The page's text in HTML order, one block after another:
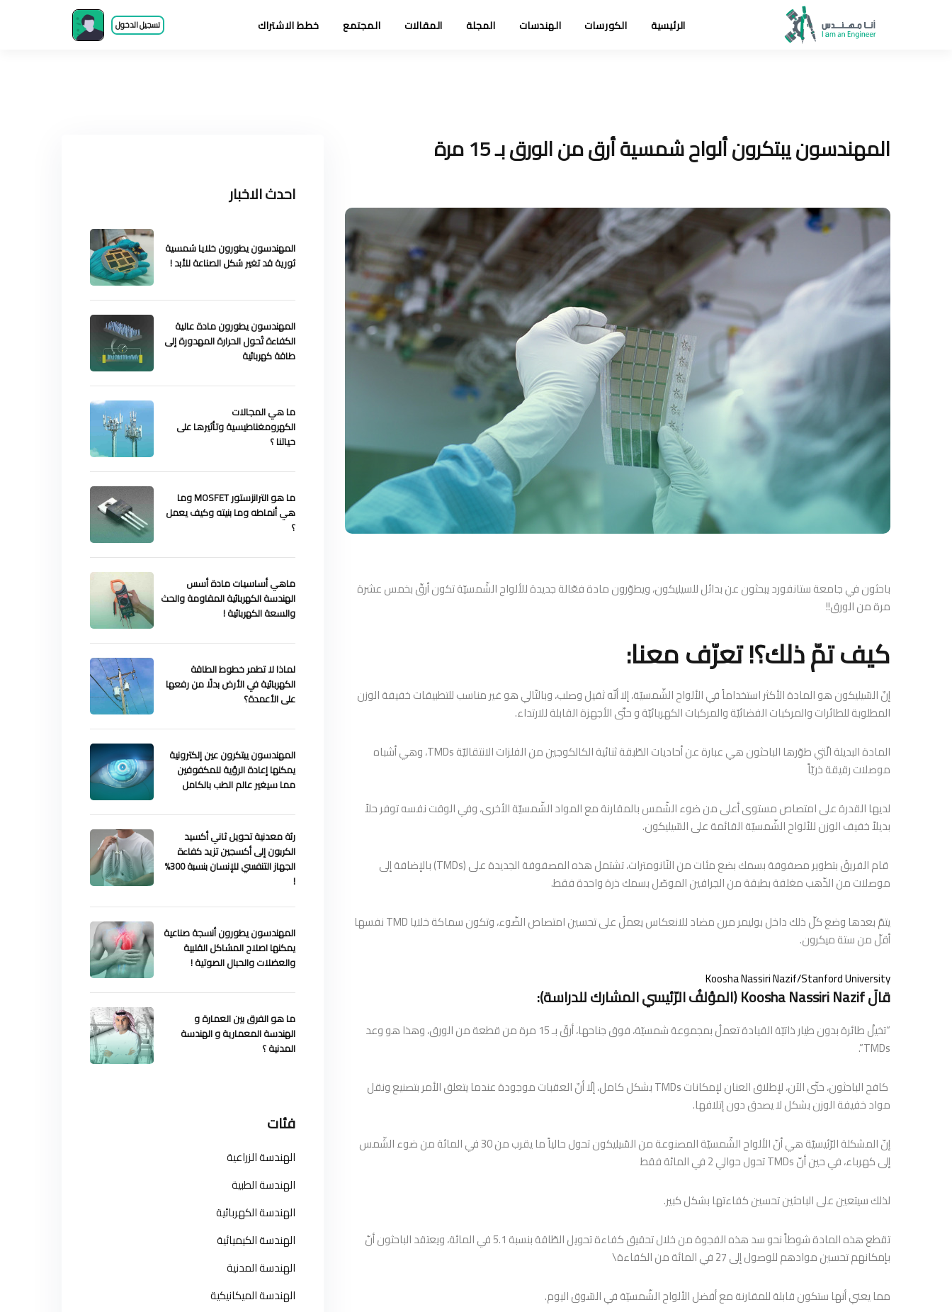
الرئيسية الكورسات الهندسات المجلة المقالات المجتمع خطط الاشتراك تسجيل الدخول
المهندسون يبتكرون ألواح شمسية أرق من الورق بـ 15 مرة
باحثون في جامعة ستانفورد يبحثون عن بدائل للسيليكون، ويطوّرون مادة فعّالة جديدة للألواح الشّمسيّة تكون أرقّ بخمس عشرة
مرة من الورق!!
كيف تمّ ذلك؟! تعرّف معنا:
إنّ السّيليكون هو المادة الأكثر استخداماً في الألواح الشّمسيّة، إلا أنّه ثقيل وصلب، وبالتّالي هو غير مناسب للتطبيقات خفيفة الوزن
المطلوبة للطائرات والمركبات الفضائيّة والمركبات الكهربائيّة و حتّى الأجهزة القابلة للارتداء.
المادة البديلة الّتي طوّرها الباحثون هي عبارة عن أحاديات الطّبقة ثنائية الكالكوجين من الفلزات الانتقاليّة TMDs، وهي أشباه
موصلات رقيقة ذريّاً
لديها القدرة على امتصاص مستوى أعلى من ضوء الشّمس بالمقارنة مع المواد الشّمسيّة الأخرى، وفي الوقت نفسه توفر حلاً
بديلاً خفيف الوزن للألواح الشّمسيّة القائمة على السّيليكون.
قام الفريقُ بتطوير مصفوفة بسمك بضع مئات من النّانومترات، تشتمل هذه المصفوفة الجديدة على (TMDs) بالإضافة إلى
موصلات من الذّهب مغلفة بطبقة من الجرافين الموصّل بسمك ذرة واحدة فقط.
يتمّ بعدها وضع كلّ ذلك داخل بوليمر مرن مضاد للانعكاس يعملُ على تحسين امتصاص الضّوء، وتكون سماكة خلايا TMD نفسها
أقلّ من ستة ميكرون.
Koosha Nassiri Nazif/Stanford University
قالَ Koosha Nassiri Nazif (المؤلفُ الرّئيسي المشارك للدراسة):
“تخيلْ طائرة بدون طيار ذاتيّة القيادة تعملُ بمجموعة شمسيّة، فوق جناحها، أرقّ بـ 15 مرة من قطعة من الورق، وهذا هو وعد
TMDs”.
كافح الباحثون، حتّى الآن، لإطلاق العنان لإمكانات TMDs بشكل كامل، إلّا أنّ العقبات موجودة عندما يتعلق الأمر بتصنيع ونقل
مواد خفيفة الوزن بشكل لا يصدق دون إتلافها.
إنّ المشكلة الرّئيسيّة هي أنّ الألواح الشّمسيّة المصنوعة من السّيليكون تحول حالياً ما يقرب من 30 في المائة من ضوء الشّمس
إلى كهرباء، في حين أنّ TMDs تحول حوالي 2 في المائة فقط
لذلك سيتعين على الباحثين تحسين كفاءتها بشكل كبير.
تقطع هذه المادة شوطاً نحو سد هذه الفجوة من خلال تحقيق كفاءة تحويل الطّاقة بنسبة 5.1 في المائة، ويعتقد الباحثون أنّ
بإمكانهم تحسين موادهم للوصول إلى 27 في المائة من الكفاءة\
مما يعني أنها ستكون قابلة للمقارنة مع أفضل الألواح الشّمسيّة في السّوق اليوم.
احدث الاخبار
المهندسون يطورون خلايا شمسية
ثورية قد تغير شكل الصناعة للأبد !
المهندسون يطورون مادة عالية
الكفاءة تُحول الحرارة المهدورة إلى
طاقة كهربائية
ما هي المجالات
الكهرومغناطيسية وتأثيرها على
حياتنا ؟
ما هو الترانزستور MOSFET وما
هي أنماطه وما بنيته وكيف يعمل
؟
ماهي أساسيات مادة أسس
الهندسة الكهربائية المقاومة والحث
والسعة الكهربائية !
لماذا لا تطمر خطوط الطاقة
الكهربائية في الأرض بدلًا من رفعها
على الأعمدة؟
المهندسون يبتكرون عين إلكترونية
يمكنها إعادة الرؤية للمكفوفين
مما سيغير عالم الطب بالكامل
رئة معدنية تحويل ثاني أكسيد
الكربون إلى أكسجين تزيد كفاءة
الجهاز التنفسي للإنسان بنسبة 300%
!
المهندسون يطورون أنسجة صناعية
يمكنها اصلاح المشاكل القلبية
والعضلات والحبال الصوتية !
ما هو الفرق بين العمارة و
الهندسة المعمارية و الهندسة
المدنية ؟
فئات
الهندسة الزراعية
الهندسة الطبية
الهندسة الكهربائية
الهندسة الكيميائية
الهندسة المدنية
الهندسة الميكانيكية